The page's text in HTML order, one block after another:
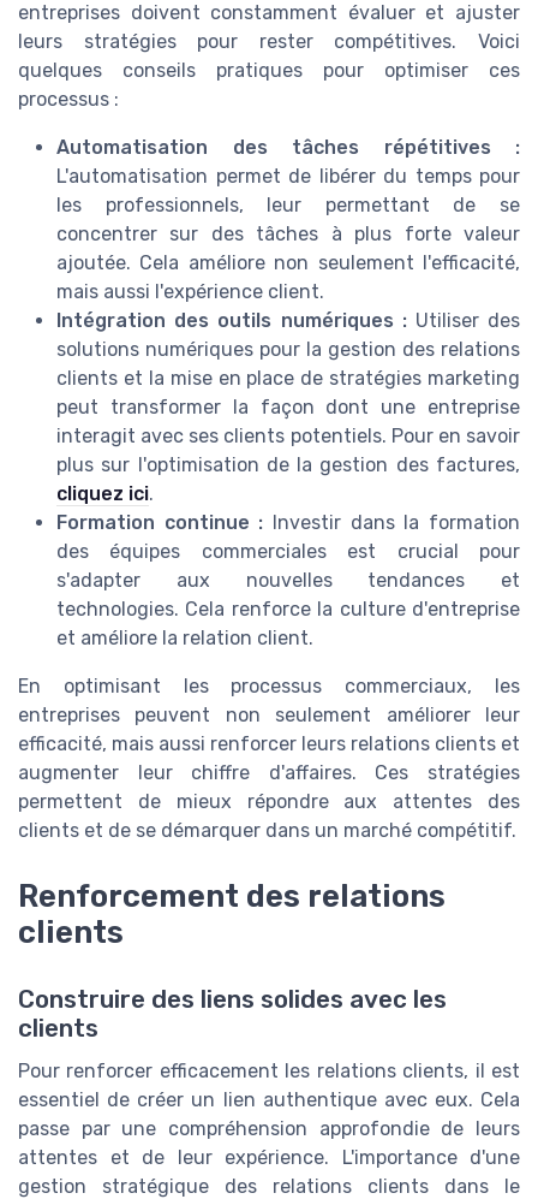
entreprises doivent constamment évaluer et ajuster
leurs stratégies pour rester compétitives. Voici
quelques conseils pratiques pour optimiser ces
processus :
Automatisation des tâches répétitives :
L'automatisation permet de libérer du temps pour
les professionnels, leur permettant de se
concentrer sur des tâches à plus forte valeur
ajoutée. Cela améliore non seulement l'efficacité,
mais aussi l'expérience client.
Intégration des outils numériques :Utiliser des
solutions numériques pour la gestion des relations
clients et la mise en place de stratégies marketing
peut transformer la façon dont une entreprise
interagit avec ses clients potentiels. Pour en savoir
plus sur l'optimisation de la gestion des factures,
cliquez ici.
Formation continue : Investir dans la formation
des équipes commerciales est crucial pour
s'adapter aux nouvelles tendances et
technologies. Cela renforce la culture d'entreprise
et améliore la relation client.
En optimisant les processus commerciaux, les
entreprises peuvent non seulement améliorer leur
efficacité, mais aussi renforcer leurs relations clients et
augmenter leur chiffre d'affaires. Ces stratégies
permettent de mieux répondre aux attentes des
clients et de se démarquer dans un marché compétitif.
Renforcement des relations
clients
Construire des liens solides avec les
clients
Pour renforcer efficacement les relations clients, il est
essentiel de créer un lien authentique avec eux. Cela
passe par une compréhension approfondie de leurs
attentes et de leur expérience. L'importance d'une
gestion stratégique des relations clients dans le